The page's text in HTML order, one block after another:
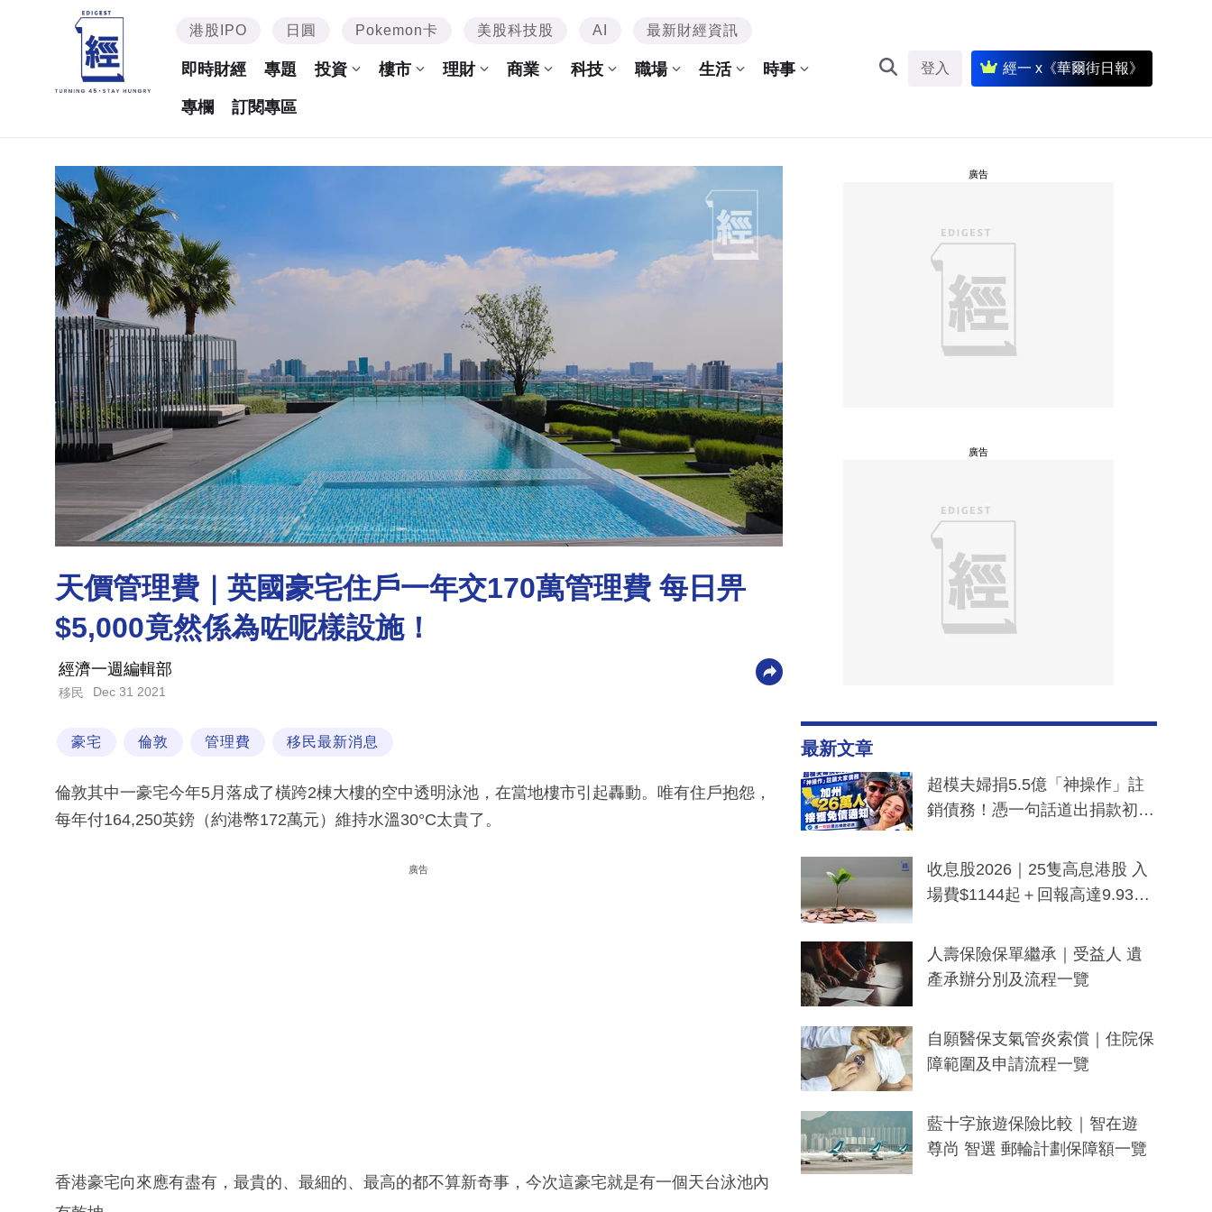
港股IPO 日圓 Pokemon卡 美股科技股 AI 最新財經資訊
即時財經 專題 投資 樓市 理財 商業 科技 職場 生活 時事
專欄 訂閱專區
登入 經一 x《華爾街日報》
天價管理費｜英國豪宅住戶一年交170萬管理費 每日畀
$5,000竟然係為咗呢樣設施！
經濟一週編輯部
移民 Dec 31 2021
豪宅 倫敦 管理費 移民最新消息
倫敦其中一豪宅今年5月落成了橫跨2棟大樓的空中透明泳池，在當地樓市引起轟動。唯有住戶抱怨，
每年付164,250英鎊（約港幣172萬元）維持水溫30°C太貴了。
廣告
香港豪宅向來應有盡有，最貴的、最細的、最高的都不算新奇事，今次這豪宅就是有一個天台泳池內
廣告
廣告
最新文章
超模夫婦捐5.5億「神操作」註
銷債務！憑一句話道出捐款初
一度被誤當詐騙手段
收息股2026｜25隻高息港股 入
場費$1144起＋回報高達9.93
人壽保險保單繼承｜受益人 遺
產承辦分別及流程一覽
自願醫保支氣管炎索償｜住院保
障範圍及申請流程一覽
藍十字旅遊保險比較｜智在遊
尊尚 智選 郵輪計劃保障額一覽